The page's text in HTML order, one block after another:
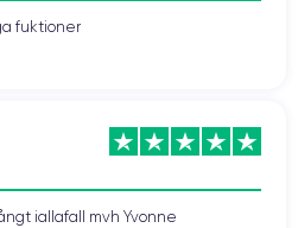
fuktioner
iallafall mvh Yvonne